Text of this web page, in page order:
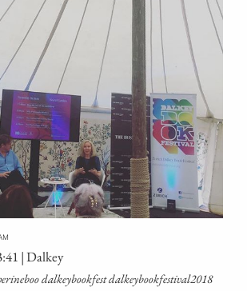
| Dalkey
dal­key­book­fest dalkeybookfestival2018